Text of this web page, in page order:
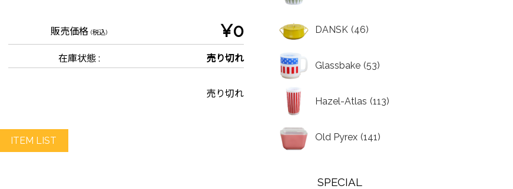
販売価格(税込) ¥0
在庫状態 : 売り切れ
売り切れ
ITEM LIST
DANSK (46)
Glassbake (53)
Hazel-Atlas (113)
Old Pyrex (141)
SPECIAL